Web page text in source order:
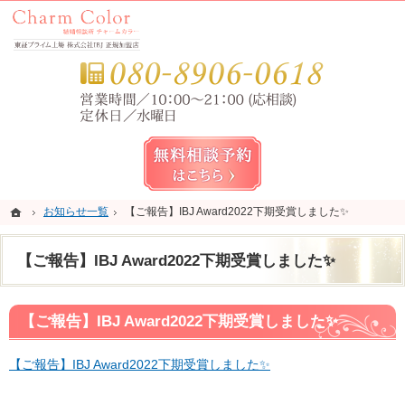
ホーム
お知らせ一覧 【ご報告】IBJ Award2022下期受賞しました✨
【ご報告】IBJ Award2022下期受賞しました✨
錦糸町・亀戸・平井の結婚相談所なら当相談所へ。
錦糸町・亀戸・平井の結婚相談所なら短期成婚を目指すCharm Color (チャームカラー)
【ご報告】IBJ Award2022下期受賞しました✨
【ご報告】IBJ Award2022下期受賞しました✨
ホーム
お知らせ一覧 【ご報告】IBJ Award2022下期受賞しました✨